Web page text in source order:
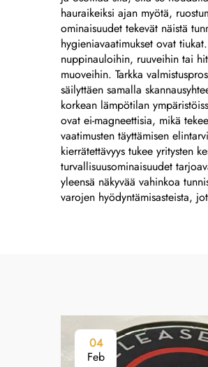
hauraikeiksi ajan myötä,
ominaisuudet tekevät näistä
hygieniavaatimukset ovat
nuppinauloihin, ruuveihin tai
muoveihin. Tarkka
säilyttäen samalla
korkean lämpötilan
ovat ei-magneettisia, mikä
vaatimusten täyttämisen
kierrätettävyys tukee yritysten
turvallisuusominaisuudet
yleensä näkyvää vahinkoa
varojen hyödyntämisasteista,
04
Feb